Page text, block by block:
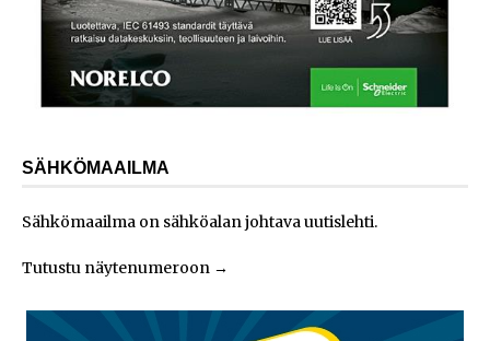
SÄHKÖMAAILMA
Sähkömaailma on sähköalan johtava uutislehti.
Tutustu näytenumeroon →